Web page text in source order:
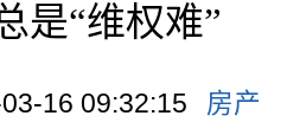
是“维权难”
16 09:32:15 房产